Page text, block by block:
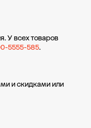
У всех товаров
5555-585.
и скидкамиили